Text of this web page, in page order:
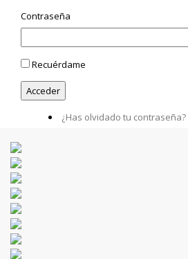
Contraseña
Recuérdame
¿Has olvidado tu contraseña?